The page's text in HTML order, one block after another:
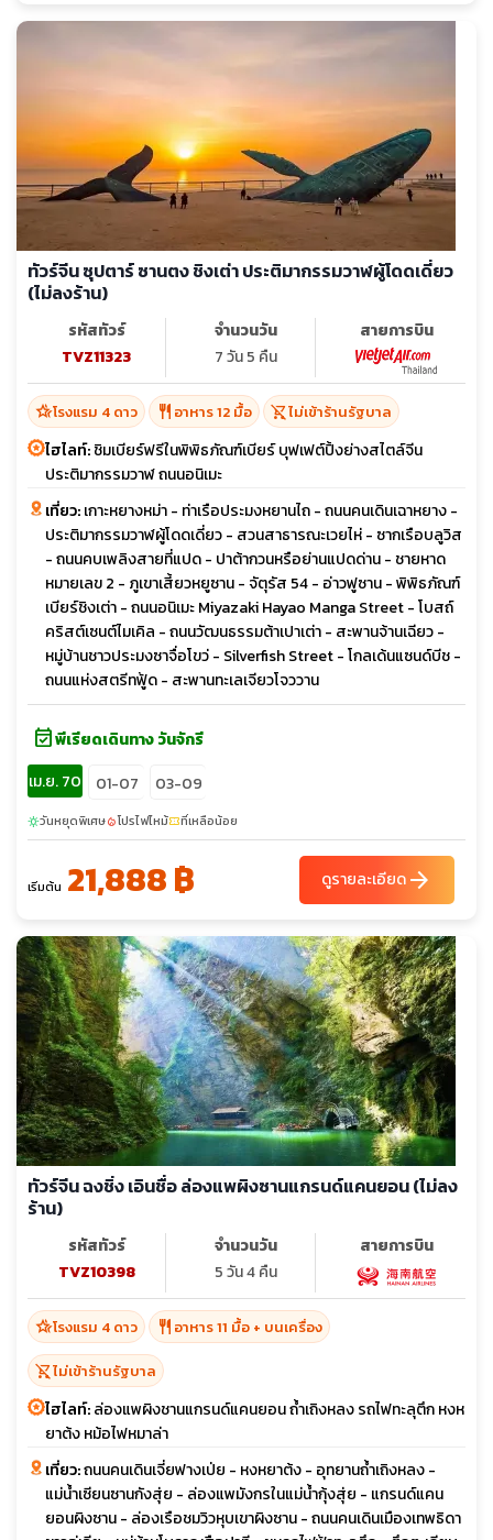
ทัวร์จีน ซุปตาร์ ซานตง ชิงเต่า ประติมากรรมวาฬผู้โดดเดี่ยว
(ไม่ลงร้าน)
รหัสทัวร์
TVZ11323
จำนวนวัน
7 วัน 5 คืน
สายการบิน
hotel_classโรงแรม 4 ดาว restaurant อาหาร 12 มื้อ shopping_cart_offไม่เข้าร้านรัฐบาล
ไฮไลท์:ชิมเบียร์ฟรีในพิพิธภัณฑ์เบียร์ บุฟเฟต์ปิ้งย่างสไตล์จีน
ประติมากรรมวาฬ ถนนอนิเมะ
เที่ยว:เกาะหยางหม่า - ท่าเรือประมงหยานไถ - ถนนคนเดินเฉาหยาง -
ประติมากรรมวาฬผู้โดดเดี่ยว - สวนสาธารณะเวยไห่ - ซากเรือบลูวิส
- ถนนคบเพลิงสายที่แปด - ปาต้ากวนหรือย่านแปดด่าน - ชายหาด
หมายเลข 2 - ภูเขาเสี้ยวหยูซาน - จัตุรัส 54 - อ่าวฟูซาน - พิพิธภัณฑ์
เบียร์ชิงเต่า - ถนนอนิเมะ Miyazaki Hayao Manga Street - โบสถ์
คริสต์เซนต์ไมเคิล - ถนนวัฒนธรรมต้าเปาเต่า - สะพานจ้านเฉียว -
หมู่บ้านชาวประมงซาจื่อโขว่ - Silverfish Street - โกลเด้นแซนด์บีช -
ถนนแห่งสตรีทฟู้ด - สะพานทะเลเจียวโจววาน
event_availableพีเรียดเดินทาง วันจักรี
เม.ย. 70
01-07 03-09
sunnyวันหยุดพิเศษlocal_fire_departmentโปรไฟไหม้confirmation_numberที่เหลือน้อย
เริ่มต้น 21,888 ฿ ดูรายละเอียดarrow_forward
ทัวร์จีน ฉงชิ่ง เอินชื่อ ล่องแพผิงซานแกรนด์แคนยอน (ไม่ลง
ร้าน)
รหัสทัวร์
TVZ10398
จำนวนวัน
5 วัน 4 คืน
สายการบิน
hotel_classโรงแรม 4 ดาว restaurant อาหาร 11 มื้อ + บนเครื่อง
shopping_cart_offไม่เข้าร้านรัฐบาล
ไฮไลท์:ล่องแพผิงชานแกรนด์แคนยอน ถ้ำเถิงหลง รถไฟทะลุตึก หงห
ยาต้ง หม้อไฟหมาล่า
เที่ยว:ถนนคนเดินเจี่ยฟางเป่ย - หงหยาต้ง - อุทยานถ้ำเถิงหลง -
แม่น้ำเซียนซานกังสุ่ย - ล่องแพมังกรในแม่น้ำกุ้งสุ่ย - แกรนด์แคน
ยอนผิงซาน - ล่องเรือชมวิวหุบเขาผิงซาน - ถนนคนเดินเมืองเทพธิดา